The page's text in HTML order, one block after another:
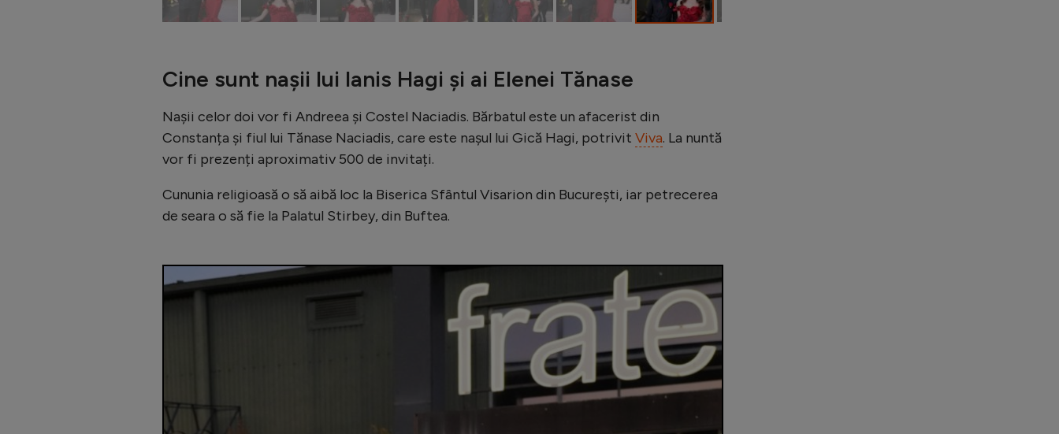
Cine sunt nașii lui Ianis Hagi și ai Elenei Tănase
Nașii celor doi vor fi Andreea și Costel Naciadis. Bărbatul este un afacerist din
Constanța și fiul lui Tănase Naciadis, care este nașul lui Gică Hagi, potrivit Viva. La nuntă
vor fi prezenți aproximativ 500 de invitați.
Cununia religioasă o să aibă loc la Biserica Sfântul Visarion din București, iar petrecerea
de seara o să fie la Palatul Stirbey, din Buftea.